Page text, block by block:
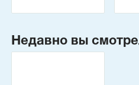
Недавно вы